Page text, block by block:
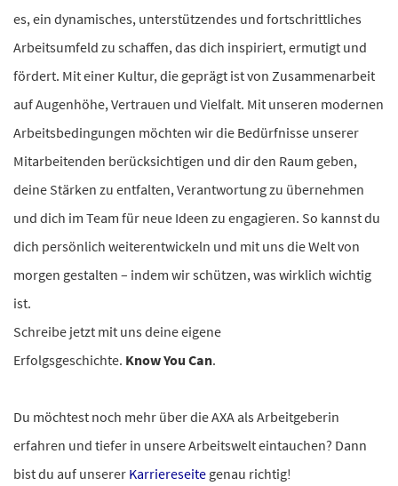
es, ein dynamisches, unterstützendes und fortschrittliches
Arbeitsumfeld zu schaffen, das dich inspiriert, ermutigt und
fördert. Mit einer Kultur, die geprägt ist von Zusammenarbeit
auf Augenhöhe, Vertrauen und Vielfalt. Mit unseren modernen
Arbeitsbedingungen möchten wir die Bedürfnisse unserer
Mitarbeitenden berücksichtigen und dir den Raum geben,
deine Stärken zu entfalten, Verantwortung zu übernehmen
und dich im Team für neue Ideen zu engagieren. So kannst du
dich persönlich weiterentwickeln und mit uns die Welt von
morgen gestalten – indem wir schützen, was wirklich wichtig
ist.
Schreibe jetzt mit uns deine eigene
Erfolgsgeschichte. Know You Can.
Du möchtest noch mehr über die AXA als Arbeitgeberin
erfahren und tiefer in unsere Arbeitswelt eintauchen? Dann
bist du auf unserer Karriereseite genau richtig!